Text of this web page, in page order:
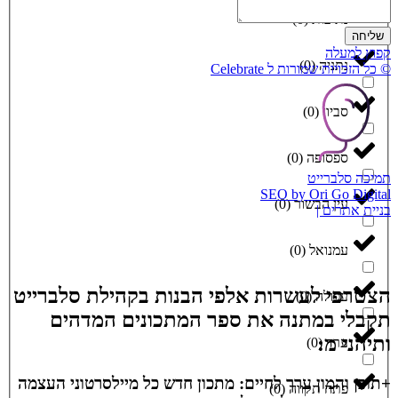
נתיבות(
0
)
נתניה(
0
)
סביון(
0
)
ספסופה (
0
)
עין הבשור(
0
)
עמנואל (
0
)
עפולה(
0
)
ערד(
0
)
פתח תקווה (
0
)
שליחה
קפוץ למעלה
© כל הזכויות שמורות ל Celebrate
תמיכה סלברייט
SEO by Ori Go Digital
בניית אתרים |
הצטרפי לעשרות אלפי הבנות בקהילת סלברייט
תקבלי במתנה את ספר המתכונים המדהים
ותיהני מ:
+תוכן והמון ערך לחיים: מתכון חדש כל מיילסרטוני העצמה